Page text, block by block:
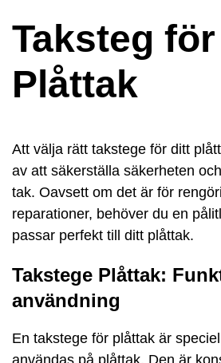
Taksteg för
Plåttak
Att välja rätt takstege för ditt
av att säkerställa säkerheten
tak. Oavsett om det är för
reparationer, behöver du en
passar perfekt till ditt plåttak.
Takstege Plåttak:
användning
En takstege för plåttak är
användas på plåttak. Den är